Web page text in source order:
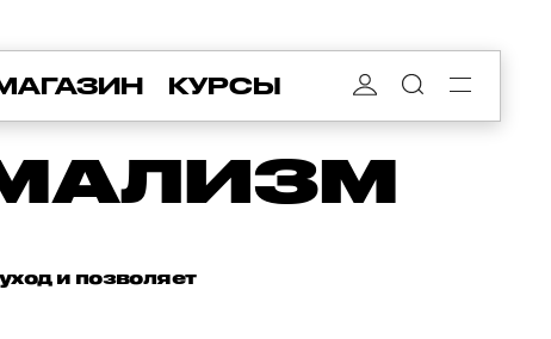
КУРСЫ
и позволяет